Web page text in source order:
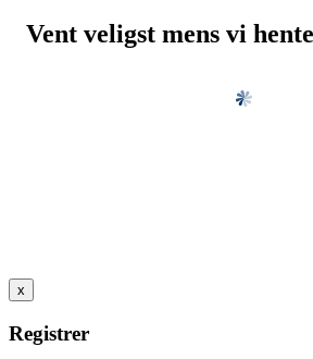
Vent veligst mens vi
x
Registrer